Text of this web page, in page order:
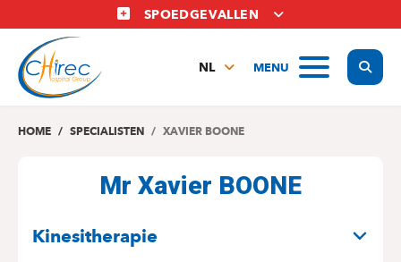
en
naar
inhoud
SPOEDGEVALLEN
MENU
NL
EN
HOME SPECIALISTEN XAVIER BOONE
Mr Xavier BOONE
Kinesitherapie